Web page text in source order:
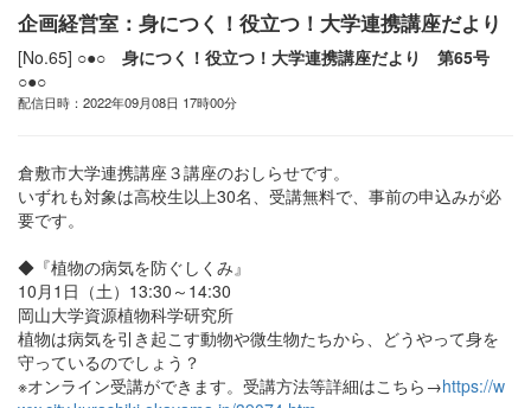
企画経営室：身につく！役立つ！大学連携講座だより
[No.65] ○●○ 身につく！役立つ！大学連携講座だより 第65号
○●○
配信日時：2022年09月08日 17時00分
倉敷市大学連携講座３講座のおしらせです。
いずれも対象は高校生以上30名、受講無料で、事前の申込みが必
要です。
◆『植物の病気を防ぐしくみ』
10月1日（土）13:30～14:30
岡山大学資源植物科学研究所
植物は病気を引き起こす動物や微生物たちから、どうやって身を
守っているのでしょう？
※オンライン受講ができます。受講方法等詳細はこちら→https://w